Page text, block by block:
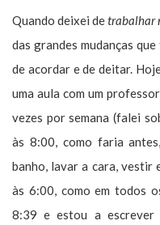
Quando deixei detrabalhar
das grandes mudanças
de acordar e de deitar.
uma aula com um
vezes por semana (falei
às 8:00, como faria
banho, lavar a cara, vestir
às 6:00, como em todos
8:39 e estou a escrever